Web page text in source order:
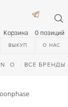
Корзина 0 позиций
ВЫКУП О НАС
N O Q R S T
ВСЕ БРЕНДЫ